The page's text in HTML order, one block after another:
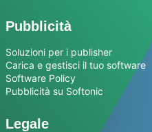
Pubblicità
Soluzioni per i publisher
Carica e gestisci il tuo software
Software Policy
Pubblicità su Softonic
Legale